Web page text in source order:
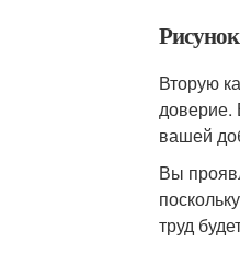
Вторую
доверие.
вашей
Вы
труд